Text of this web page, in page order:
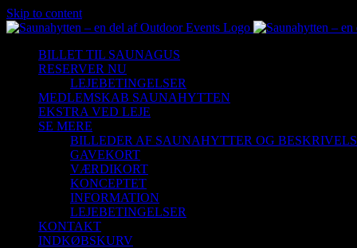
Skip to content
BILLET TIL SAUNAGUS
RESERVER NU
LEJEBETINGELSER
MEDLEMSKAB SAUNAHYTTEN
EKSTRA VED LEJE
SE MERE
BILLEDER AF SAUNAHYTTER OG
GAVEKORT
VÆRDIKORT
KONCEPTET
INFORMATION
LEJEBETINGELSER
KONTAKT
INDKØBSKURV